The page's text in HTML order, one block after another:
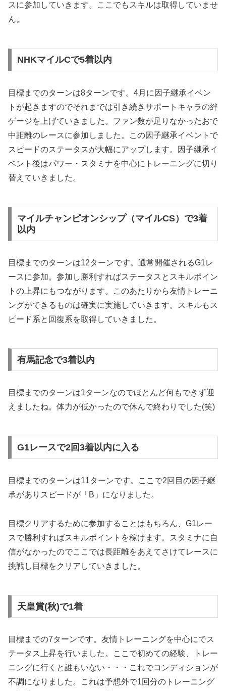
スに参加していきます。ここでもスキルは取得していませ
ん。
NHKマイルCで5着以内
目標までのターンは8ターンです。4月に因子継承イベン
トが起きますのでそれまでは引き続きサポートキャラの絆
ゲージを上げていきました。ファン数が足りなかったおで
中距離のレースに参加しました。この因子継承イベントで
スピードのステータスが大幅にアップします。因子継承イ
ベント後はパワー・スタミナを中心にトレーニングに切り
替えていきました。
マイルチャンピオンシップ（マイルCS）で3着
以内
目標までのターンは12ターンです。通常開催されるG1レ
ースに参加。参加し勝利すればステータスとスキルポイン
トの上昇にもつながります。このあたりから友情トレーニ
ングができるものは確実に実施していきます。スキルもス
ピード系と回復系を取得していきました。
有馬記念で3着以内
目標までのターンは1ターンなのでほとんど何もできず迎
えましたね。体力が低かったので休んで終わりでした(笑)
G1レースで2回3着以内に入る
目標までのターンは11ターンです。ここで2回目の因子継
承がありスピードが「B」になりました。
目標クリアするために参加することはもちろん、G1レー
スで勝利すればスキルポイントを稼げます。スタミナに自
信がなかったのでここでは長距離をあえてさけてレースに
挑戦し目標をクリアしていきました。
天皇賞(秋)で1着
目標までの7ターンです。友情トレーニングを中心にでス
テータス上昇を行いました。ここで初めての経験、トレー
ニングに行くと誰もいない・・・これでコンディションが
不調になりました。これは予想外で1回分のトレーニング